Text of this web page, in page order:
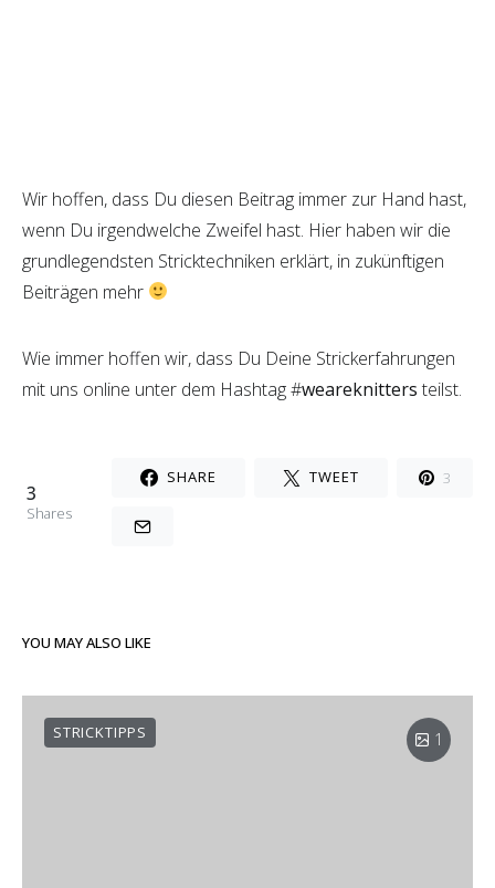
Wir hoffen, dass Du diesen Beitrag immer zur Hand hast,
wenn Du irgendwelche Zweifel hast. Hier haben wir die
grundlegendsten Stricktechniken erklärt, in zukünftigen
Beiträgen mehr
Wie immer hoffen wir, dass Du Deine Strickerfahrungen
mit uns online unter dem Hashtag #weareknitters teilst.
3
Shares
SHARE TWEET 3
YOU MAY ALSO LIKE
STRICKTIPPS 1